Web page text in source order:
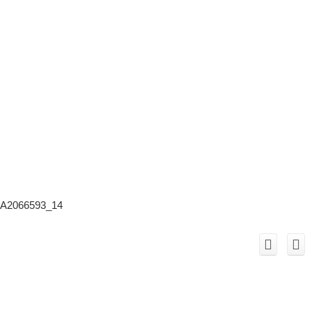
A2066593_14